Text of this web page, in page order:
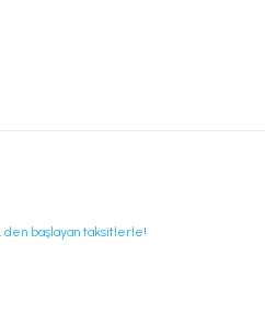
den başlayan taksitlerle!